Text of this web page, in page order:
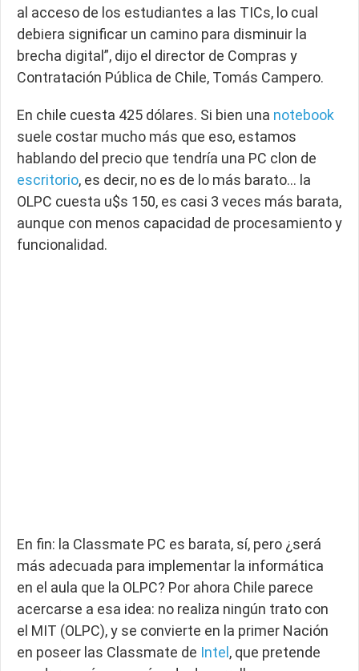
al acceso de los estudiantes a las TICs, lo cual
debiera significar un camino para disminuir la
brecha digital”, dijo el director de Compras y
Contratación Pública de Chile, Tomás Campero.
En chile cuesta 425 dólares. Si bien una notebook
suele costar mucho más que eso, estamos
hablando del precio que tendría una PC clon de
escritorio, es decir, no es de lo más barato… la
OLPC cuesta u$s 150, es casi 3 veces más barata,
aunque con menos capacidad de procesamiento y
funcionalidad.
En fin: la Classmate PC es barata, sí, pero ¿será
más adecuada para implementar la informática
en el aula que la OLPC? Por ahora Chile parece
acercarse a esa idea: no realiza ningún trato con
el MIT (OLPC), y se convierte en la primer Nación
en poseer las Classmate de Intel , que pretende